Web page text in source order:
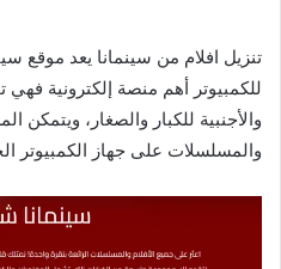
للكمبيوتر أهم منصة إلكترونية فهي
والأجنبية للكبار والصغار، ويتمكن
والمسلسلات على جهاز الكمبيوتر